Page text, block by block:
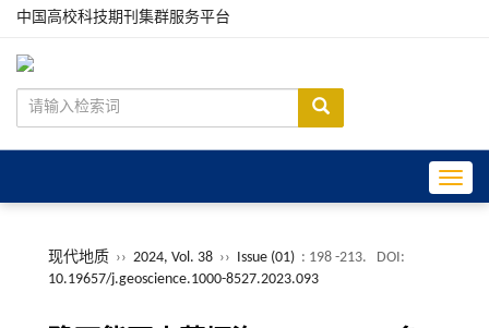
中国高校科技期刊集群服务平台
现代地质 ›› 2024, Vol. 38 ›› Issue (01) : 198 -213.
DOI:
10.19657/j.geoscience.1000-8527.2023.093